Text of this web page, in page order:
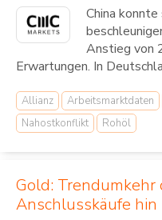
China
Anstieg von
Erwartungen. In
Allianz Arbeitsmarktdaten
Nahostkonflikt
Rohöl
Gold:
Anschlusskäufe hin